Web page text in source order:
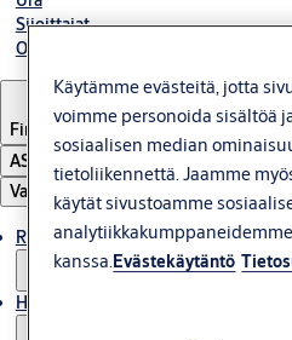
Sijoittajat
Ota yhteys meihin
Finland
ASSA ABLOY Group
Valikko
Ratkaisut
Huolto
Käytämme evästeitä, jotta
voimme personoida sisältöä
sosiaalisen median
tietoliikennettä. Jaamme
käytät sivustoamme
analytiikkakumppaneidemme
kanssa.Evästekäytäntö